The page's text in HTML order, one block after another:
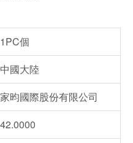
1PC個
中國大陸
家昀國際股份有限公司
42.0000